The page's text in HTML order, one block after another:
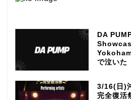
DA
で泣いた
3/16(日)
完全復活